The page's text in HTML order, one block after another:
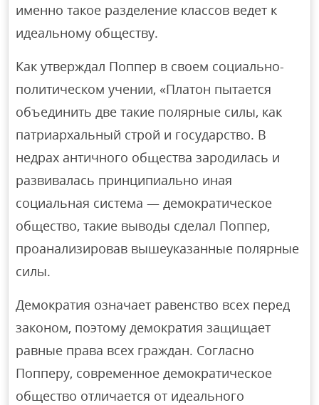
именно такое разделение классов ведет к
идеальному обществу.
Как утверждал Поппер в своем социально-
политическом учении, «Платон пытается
объединить две такие полярные силы, как
патриархальный строй и государство. В
недрах античного общества зародилась и
развивалась принципиально иная
социальная система — демократическое
общество, такие выводы сделал Поппер,
проанализировав вышеуказанные полярные
силы.
Демократия означает равенство всех перед
законом, поэтому демократия защищает
равные права всех граждан. Согласно
Попперу, современное демократическое
общество отличается от идеального